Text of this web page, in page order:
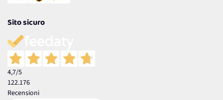
Sito sicuro
4,7/5
122.176
Recensioni